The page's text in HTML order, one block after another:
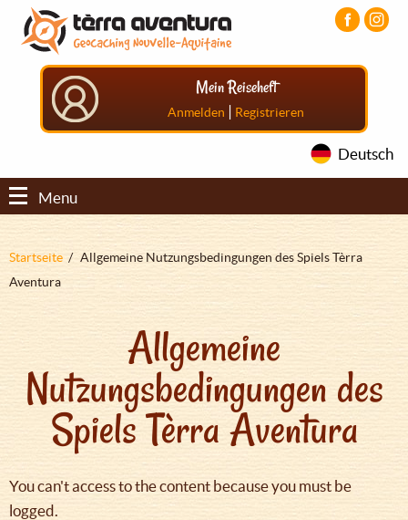
Direkt
zum
Inhalt
Aller
menu
principal
Aller
pied
Mein Reiseheft
Anmelden | Registrieren
Deutsch
Menu
Pfadnavigation
Startseite
Allgemeine Nutzungsbedingungen des Spiels Tèrra
Aventura
Allgemeine
Nutzungsbedingungen des
Spiels Tèrra Aventura
You can't access to the content because you must be
logged.